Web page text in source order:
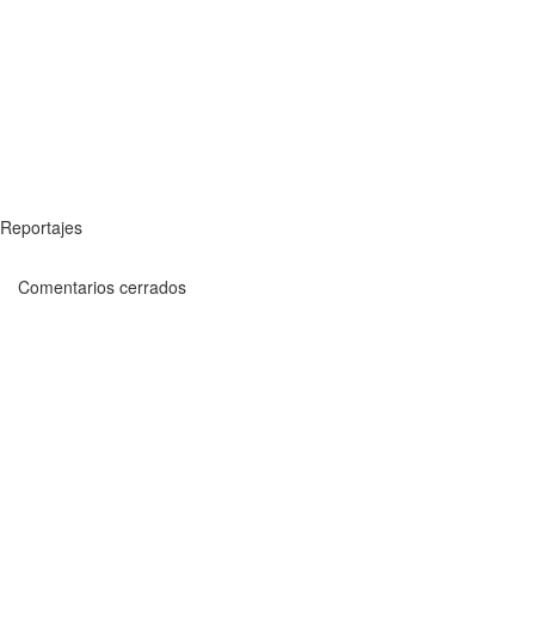
Reportajes
Comentarios cerrados